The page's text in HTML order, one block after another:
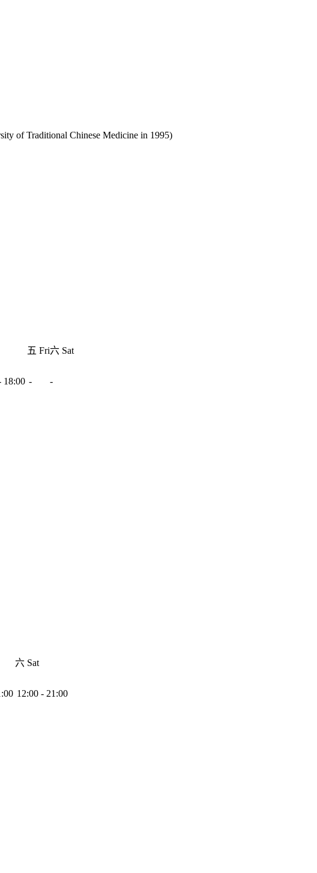
of Traditional Chinese Medicine in 1995)
五 Fri六 Sat
18:00 - -
六 Sat
12:00 - 21:00